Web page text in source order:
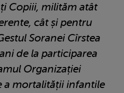
Copiii, milităm atât
cât și pentru
Soranei Cîrstea
de la participarea
Organizației
a mortalității infantile